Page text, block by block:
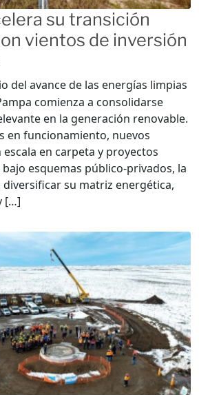
su transición
vientos de inversión
del avance de las energías limpias
comienza a consolidarse
en la generación renovable.
en funcionamiento, nuevos
en carpeta y proyectos
esquemas público-privados, la
su matriz energética,
[…]